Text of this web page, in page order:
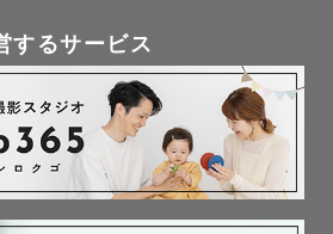
族写真
ご用意いただいております。
＋11,000円）追加でポージング追
が、わたしの撮影スタイルは暗め
するサービス